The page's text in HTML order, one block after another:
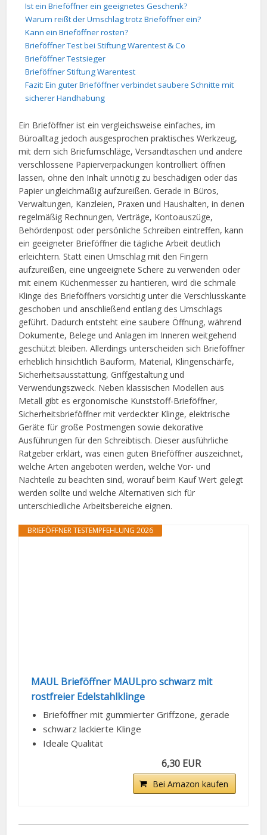
Ist ein Brieföffner ein geeignetes Geschenk?
Warum reißt der Umschlag trotz Brieföffner ein?
Kann ein Brieföffner rosten?
Brieföffner Test bei Stiftung Warentest & Co
Brieföffner Testsieger
Brieföffner Stiftung Warentest
Fazit: Ein guter Brieföffner verbindet saubere Schnitte mit
sicherer Handhabung
Ein Brieföffner ist ein vergleichsweise einfaches, im
Büroalltag jedoch ausgesprochen praktisches Werkzeug,
mit dem sich Briefumschläge, Versandtaschen und andere
verschlossene Papierverpackungen kontrolliert öffnen
lassen, ohne den Inhalt unnötig zu beschädigen oder das
Papier ungleichmäßig aufzureißen. Gerade in Büros,
Verwaltungen, Kanzleien, Praxen und Haushalten, in denen
regelmäßig Rechnungen, Verträge, Kontoauszüge,
Behördenpost oder persönliche Schreiben eintreffen, kann
ein geeigneter Brieföffner die tägliche Arbeit deutlich
erleichtern. Statt einen Umschlag mit den Fingern
aufzureißen, eine ungeeignete Schere zu verwenden oder
mit einem Küchenmesser zu hantieren, wird die schmale
Klinge des Brieföffners vorsichtig unter die Verschlusskante
geschoben und anschließend entlang des Umschlags
geführt. Dadurch entsteht eine saubere Öffnung, während
Dokumente, Belege und Anlagen im Inneren weitgehend
geschützt bleiben. Allerdings unterscheiden sich Brieföffner
erheblich hinsichtlich Bauform, Material, Klingenschärfe,
Sicherheitsausstattung, Griffgestaltung und
Verwendungszweck. Neben klassischen Modellen aus
Metall gibt es ergonomische Kunststoff-Brieföffner,
Sicherheitsbrieföffner mit verdeckter Klinge, elektrische
Geräte für große Postmengen sowie dekorative
Ausführungen für den Schreibtisch. Dieser ausführliche
Ratgeber erklärt, was einen guten Brieföffner auszeichnet,
welche Arten angeboten werden, welche Vor- und
Nachteile zu beachten sind, worauf beim Kauf Wert gelegt
werden sollte und welche Alternativen sich für
unterschiedliche Arbeitsbereiche eignen.
BRIEFÖFFNER TESTEMPFEHLUNG 2026
MAUL Brieföffner MAULpro schwarz mit
rostfreier Edelstahlklinge
Brieföffner mit gummierter Griffzone, gerade
schwarz lackierte Klinge
Ideale Qualität
6,30 EUR
Bei Amazon kaufen